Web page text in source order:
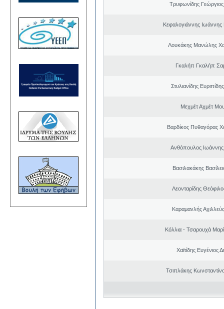
Τρυφωνίδης
Κεφαλογιάννης Ιωάννης
Λουκάκης Μανώλης
Γκαλήπ Γκαλήπ
Στυλιανίδης
Μεχμέτ Αχμέτ
Βαρδίκος Πυθαγόρας
Ανθόπουλος Ιωάννης
Βασιλακάκης
Λεονταρίδης
Καραμανλής
Κόλλια - Τσαρουχά
Χαϊτίδης Ευγένιος
Τσιπλάκης